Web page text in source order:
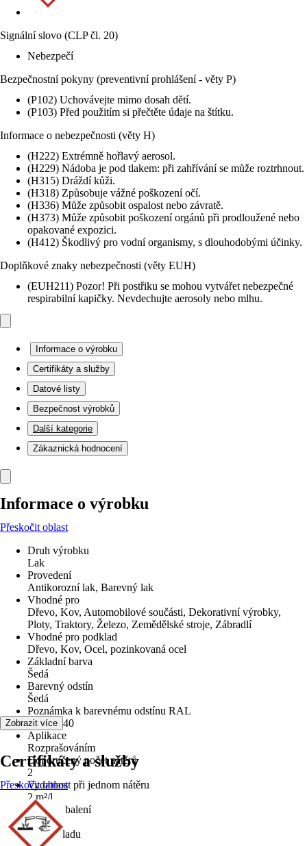
Signální slovo (CLP čl. 20)
Nebezpečí
Bezpečnostní pokyny (preventivní prohlášení - věty P)
(P102) Uchovávejte mimo dosah dětí.
(P103) Před použitím si přečtěte údaje na štítku.
Informace o nebezpečnosti (věty H)
(H222) Extrémně hořlavý aerosol.
(H229) Nádoba je pod tlakem: při zahřívání se může roztrhnout.
(H315) Dráždí kůži.
(H318) Způsobuje vážné poškození očí.
(H336) Může způsobit ospalost nebo závratě.
(H373) Může způsobit poškození orgánů při prodloužené nebo
opakované expozici.
(H412) Škodlivý pro vodní organismy, s dlouhodobými účinky.
Doplňkové znaky nebezpečnosti (věty EUH)
(EUH211) Pozor! Při postřiku se mohou vytvářet nebezpečné
respirabilní kapičky. Nevdechujte aerosoly nebo mlhu.
Informace o výrobku
Certifikáty a služby
Datové listy
Bezpečnost výrobků
Další kategorie
Zákaznická hodnocení
Informace o výrobku
Přeskočit oblast
Druh výrobku
Lak
Provedení
Antikorozní lak, Barevný lak
Vhodné pro
Dřevo, Kov, Automobilové součásti, Dekorativní výrobky,
Ploty, Traktory, Železo, Zemědělské stroje, Zábradlí
Vhodné pro podklad
Dřevo, Kov, Ocel, pozinkovaná ocel
Základní barva
Šedá
Barevný odstín
Šedá
Poznámka k barevnému odstínu RAL
RAL 7040
Aplikace
Rozprašováním
Doporučený počet nátěrů
2
Vydatnost při jednom nátěru
2 m²/l
Velikost balení
0,4 l
Typ základu
Zobrazit více
Certifikáty a služby
Přeskočit oblast